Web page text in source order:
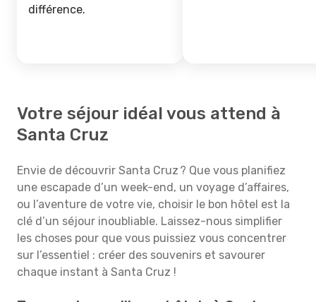
différence.
Votre séjour idéal vous attend à
Santa Cruz
Envie de découvrir Santa Cruz ? Que vous planifiez
une escapade d’un week-end, un voyage d’affaires,
ou l’aventure de votre vie, choisir le bon hôtel est la
clé d’un séjour inoubliable. Laissez-nous simplifier
les choses pour que vous puissiez vous concentrer
sur l’essentiel : créer des souvenirs et savourer
chaque instant à Santa Cruz !